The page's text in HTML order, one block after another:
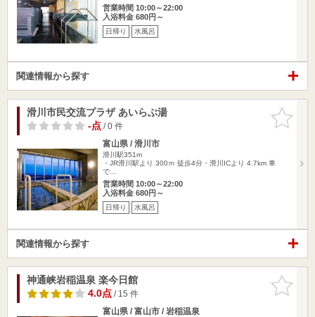
営業時間 10:00～22:00
入浴料金 680円～
日帰り 水風呂
関連情報から探す
お気に入
りに追加
滑川市民交流プラザ あいらぶ湯
-点/ 0 件
富山県 / 滑川市
滑川駅351m
・JR滑川駅より 300ｍ 徒歩4分・滑川ICより 4.7km 車
で…
営業時間 10:00～22:00
入浴料金 680円～
日帰り 水風呂
関連情報から探す
お気に入
りに追加
神通峡岩稲温泉 楽今日館
4.0点/ 15 件
富山県 / 富山市 / 岩稲温泉